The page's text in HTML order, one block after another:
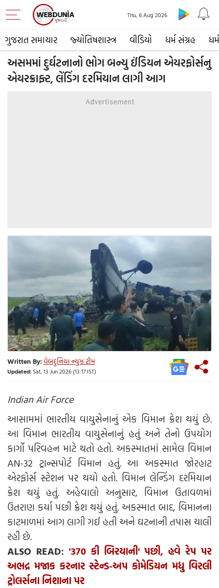
ગુજરાત સમાચાર જ્યોતિષશાસ્ત્ર વીડિયો ધર્મ સંગ્રહ ધર્મ
Thu, 6 Aug 2026
અસમમાં દુર્ઘટનાનો ભોગ બન્યુ ઈંડિયન એયરફોર્સનુ
એયરક્રાફ્ટ, લેંડિંગ દરમિયાન લાગી આગ
Written By:વેબદુનિયા ન્યુઝ ટીમ
Updated:Sat, 13 Jun 2026 (13:17 IST)
Indian Air Force
આસામમાં ભારતીય વાયુસેનાનું એક વિમાન ક્રેશ થયું છે.
આ વિમાન ભારતીય વાયુસેનાનું હતું અને તેનો ઉપયોગ
કાર્ગો પરિવહન માટે થતો હતો. અકસ્માતમાં સામેલ વિમાન
AN-32 ટ્રાન્સપોર્ટ વિમાન હતું. આ અકસ્માત જોરહાટ
એરફોર્સ સ્ટેશન પર થયો હતો. વિમાન લેન્ડિંગ દરમિયાન
ક્રેશ થયું હતું. અહેવાલો અનુસાર, વિમાન ઉતાવળમાં
ઉતરાણ કર્યા પછી ક્રેશ થયું હતું. અકસ્માત બાદ, વિમાનના
કાટમાળમાં આગ લાગી ગઈ હતી અને ઘટનાની તપાસ ચાલી
રહી છે.
ALSO READ: '370 કી બિરયાની' પછી, હવે રેપ પર
અભદ્ર મજાક કરનાર સ્ટેન્ડ-અપ કોમેડિયન મધુ વિરલી
ટ્રોલર્સના નિશાના પર